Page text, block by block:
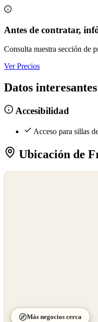
Antes de contratar,
Consulta nuestra sección de
Ver Precios
Datos interesantes
Accesibilidad
Acceso para sillas
Ubicación de
Más negocios cerca